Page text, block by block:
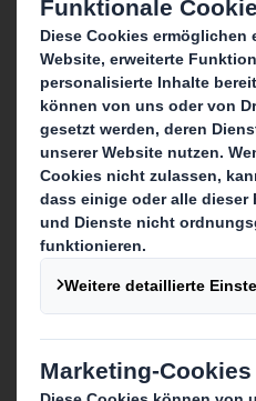
Karriere
Was
Displays &
Services rund um
Recycling-